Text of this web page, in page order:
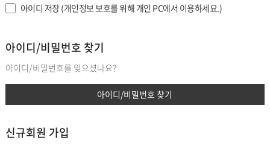
아이디 저장 (개인정보 보호를 위해 개인 PC에서 이용하세요.)
아이디/비밀번호 찾기
아이디/비밀번호를 잊으셨나요?
아이디/비밀번호 찾기
신규회원 가입